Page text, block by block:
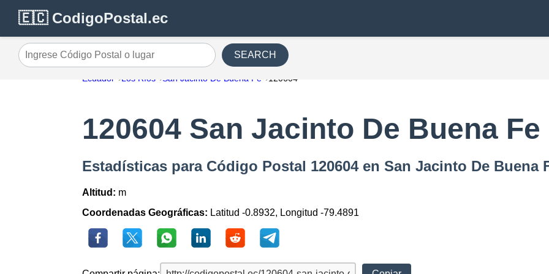
🇪🇨 CodigoPostal.ec
Ingrese Código Postal o lugar SEARCH
Ecuador Los Ríos San Jacinto De Buena Fe 120604
120604 San Jacinto De Buena Fe
Estadísticas para Código Postal 120604 en San Jacinto De Buena
Altitud: m
Coordenadas Geográficas: Latitud -0.8932, Longitud -79.4891